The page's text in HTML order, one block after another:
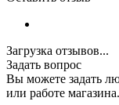
Загрузка отзывов...
Задать вопрос
Вы можете задать
или работе магазина.